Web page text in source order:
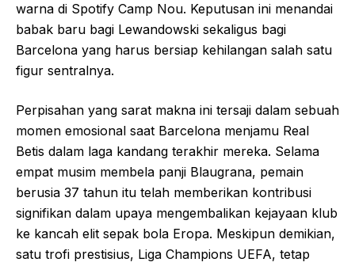
warna di Spotify Camp Nou. Keputusan ini menandai
babak baru bagi Lewandowski sekaligus bagi
Barcelona yang harus bersiap kehilangan salah satu
figur sentralnya.
Perpisahan yang sarat makna ini tersaji dalam sebuah
momen emosional saat Barcelona menjamu Real
Betis dalam laga kandang terakhir mereka. Selama
empat musim membela panji Blaugrana, pemain
berusia 37 tahun itu telah memberikan kontribusi
signifikan dalam upaya mengembalikan kejayaan klub
ke kancah elit sepak bola Eropa. Meskipun demikian,
satu trofi prestisius, Liga Champions UEFA, tetap